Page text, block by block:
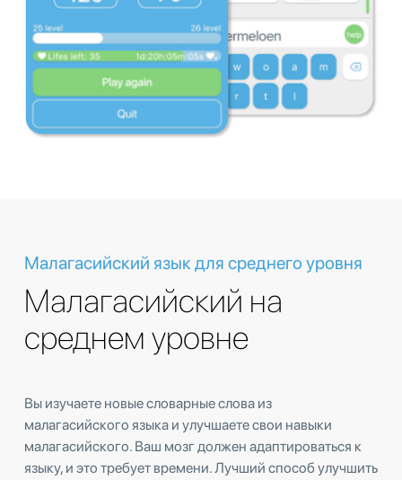
Малагасийский язык для среднего уровня
Малагасийский на
среднем уровне
Вы изучаете новые словарные слова из
малагасийского языка и улучшаете свои навыки
малагасийского. Ваш мозг должен адаптироваться к
языку, и это требует времени. Лучший способ улучшить